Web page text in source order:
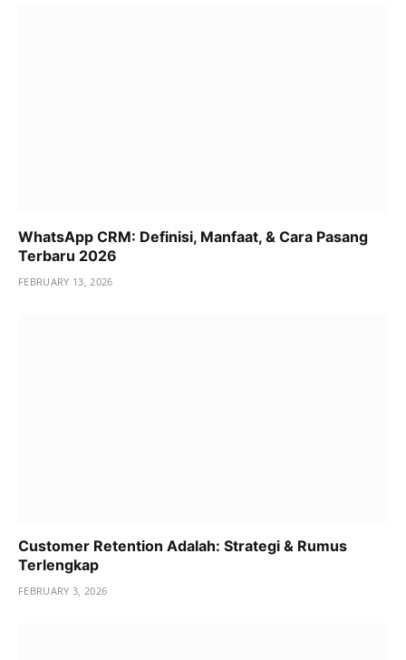
WhatsApp CRM: Definisi, Manfaat, & Cara Pasang
Terbaru 2026
FEBRUARY 13, 2026
Customer Retention Adalah: Strategi & Rumus
Terlengkap
FEBRUARY 3, 2026